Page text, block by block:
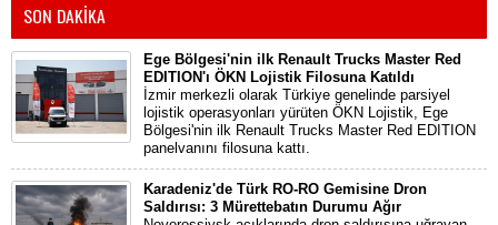
SON DAKİKA
Ege Bölgesi'nin ilk Renault Trucks Master Red
EDITION'ı ÖKN Lojistik Filosuna Katıldı
İzmir merkezli olarak Türkiye genelinde parsiyel
lojistik operasyonları yürüten ÖKN Lojistik, Ege
Bölgesi'nin ilk Renault Trucks Master Red EDITION
panelvanını filosuna kattı.
Karadeniz'de Türk RO-RO Gemisine Dron
Saldırısı: 3 Mürettebatın Durumu Ağır